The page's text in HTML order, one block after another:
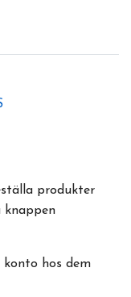
produkter
knappen
hos dem